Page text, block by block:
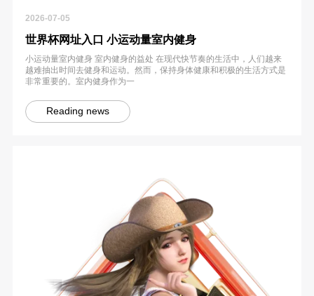
2026-07-05
世界杯网址入口 小运动量室内健身
小运动量室内健身 室内健身的益处 在现代快节奏的生活中，人们越来
越难抽出时间去健身和运动。然而，保持身体健康和积极的生活方式是
非常重要的。室内健身作为一
Reading news